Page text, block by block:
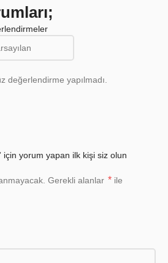
değerlendirme yapılmadı.
için yorum yapan ilk kişi siz olun
Gerekli alanlar * ile